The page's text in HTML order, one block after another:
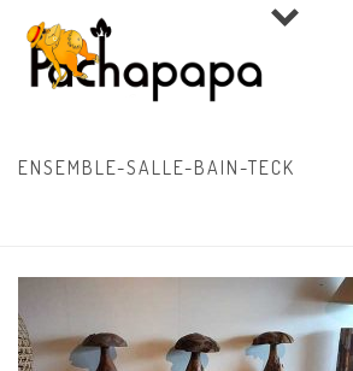
ENSEMBLE-SALLE-BAIN-TECK